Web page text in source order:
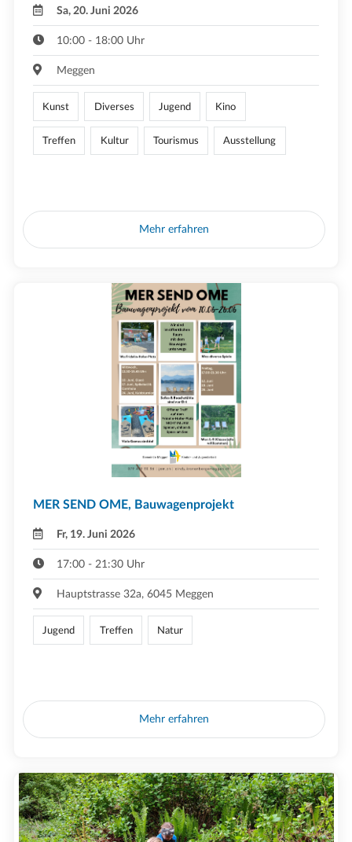
Sa, 20. Juni 2026
10:00 - 18:00 Uhr
Meggen
Kunst Diverses Jugend Kino
Treffen Kultur Tourismus Ausstellung
Mehr erfahren
MER SEND OME, Bauwagenprojekt
Fr, 19. Juni 2026
17:00 - 21:30 Uhr
Hauptstrasse 32a, 6045 Meggen
Jugend Treffen Natur
Mehr erfahren